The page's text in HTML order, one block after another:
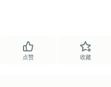
点赞 收藏